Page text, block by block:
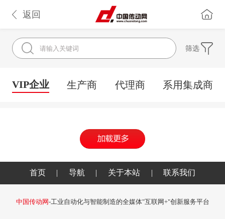
返回
筛选
VIP企业 生产商 代理商 系用集成商
首页 | 导航 | 关于本站 | 联系我们
中国传动网-工业自动化与智能制造的全媒体"互联网+"创新服务平台